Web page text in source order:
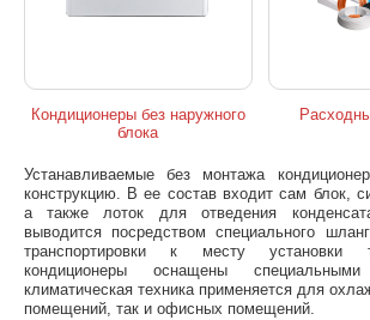
Кондиционеры без наружного
блока
Устанавливаемые без монтажа
конструкцию. В ее состав входит сам блок,
а также лоток для отведения
выводится посредством специального
транспортировки к месту установки
кондиционеры оснащены
климатическая техника применяется для
помещений, так и офисных помещений.